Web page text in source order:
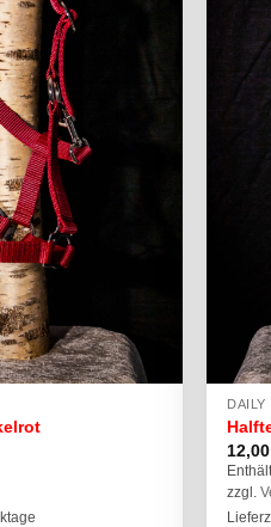
DAILY
zzgl.